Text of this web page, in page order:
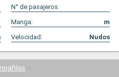
N° de pasajeros:
Manga:
m
Velocidad: Nudos